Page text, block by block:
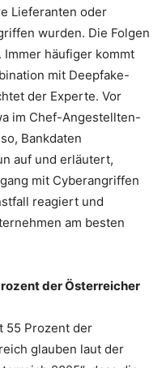
Lieferanten oder
wurden. Die Folgen
häufiger kommt
mit Deepfake-
der Experte. Vor
im Chef-Angestellten-
Bankdaten
auf und erläutert,
mit Cyberangriffen
reagiert und
am besten
der Österreicher
55 Prozent der
glauben laut der